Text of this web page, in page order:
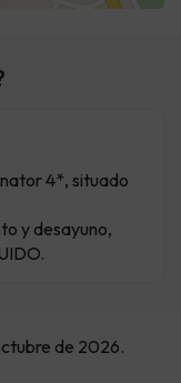
4*, situado
y desayuno,
de 2026.